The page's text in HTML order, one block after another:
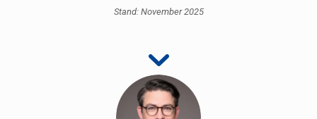
Stand: November 2025